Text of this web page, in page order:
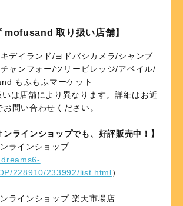
mofusand 取り扱い店舗】
デイランド/ヨドバシカメラ/シャンブ
ャンフォー/ツリービレッジ/アベイル/
もふもふマーケット
は店舗により異なります。詳細はお近
問い合わせください。
ンラインショップでも、好評販売中！】
ラインショップ
228910/233992/list.html）
ラインショップ 楽天市場店